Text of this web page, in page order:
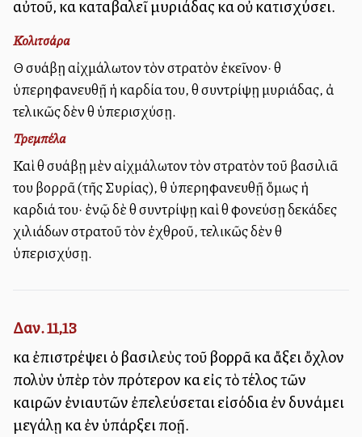
αὐτοῦ, καὶ καταβαλεῖ μυριάδας καὶ οὐ κατισχύσει.
Κολιτσάρα
Θὰ συλλάβῃ αἰχμάλωτον τὸν στρατὸν ἐκεῖνον· θὰ
ὑπερηφανευθῇ ἡ καρδία του, θὰ συντρίψῃ μυριάδας, ἀλλὰ
τελικῶς δὲν θὰ ὑπερισχύσῃ.
Τρεμπέλα
Καὶ θὰ συλλάβῃ μὲν αἰχμάλωτον τὸν στρατὸν τοῦ βασιλιᾶ
του βορρᾶ (τῆς Συρίας), θὰ ὑπερηφανευθῇ ὅμως ἡ
καρδιά του· ἐνῷ δὲ θὰ συντρίψῃ καὶ θὰ φονεύσῃ δεκάδες
χιλιάδων στρατοῦ τὸν ἐχθροῦ, τελικῶς δὲν θὰ
ὑπερισχύσῃ.
Δαν. 11,13
καὶ ἐπιστρέψει ὁ βασιλεὺς τοῦ βορρᾶ καὶ ἄξει ὄχλον
πολὺν ὑπὲρ τὸν πρότερον καὶ εἰς τὸ τέλος τῶν
καιρῶν ἐνιαυτῶν ἐπελεύσεται εἰσόδια ἐν δυνάμει
μεγάλῃ καὶ ἐν ὑπάρξει πολλῇ.